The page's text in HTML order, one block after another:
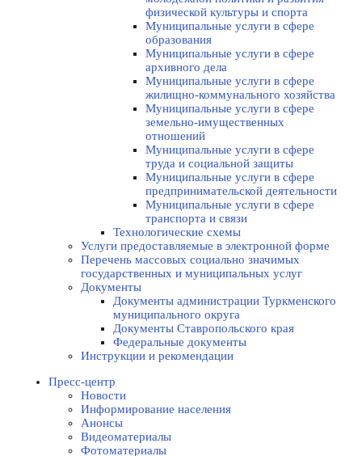
физической культуры и спорта
Муниципальные услуги в сфере
образования
Муниципальные услуги в сфере
архивного дела
Муниципальные услуги в сфере
жилищно-коммунального хозяйства
Муниципальные услуги в сфере
земельно-имущественных
отношений
Муниципальные услуги в сфере
труда и социальной защиты
Муниципальные услуги в сфере
предпринимательской деятельности
Муниципальные услуги в сфере
транспорта и связи
Технологические схемы
Услуги предоставляемые в электронной форме
Перечень массовых социально значимых
государственных и муниципальных услуг
Документы
Документы администрации Туркменского
муниципального округа
Документы Ставропольского края
Федеральные документы
Инструкции и рекомендации
Пресс-центр
Новости
Информирование населения
Анонсы
Видеоматериалы
Фотоматериалы